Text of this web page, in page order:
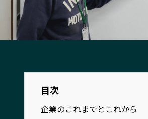
沖縄エリア
特集コンテンツ
地域を代
プレスリリース
MILCプロジェクト
選出企業
目次
企業のこれまでとこれから